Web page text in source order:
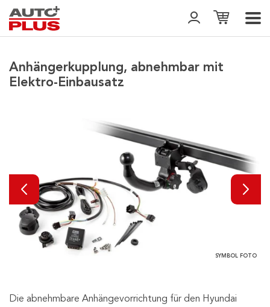
Anhängerkupplung, abnehmbar mit
Elektro-Einbausatz
SYMBOL FOTO
Die abnehmbare Anhängevorrichtung für den Hyundai